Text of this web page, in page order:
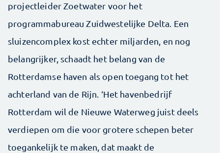
projectleider Zoetwater voor het
programmabureau Zuidwestelijke Delta. Een
sluizencomplex kost echter miljarden, en nog
belangrijker, schaadt het belang van de
Rotterdamse haven als open toegang tot het
achterland van de Rijn. ‘Het havenbedrijf
Rotterdam wil de Nieuwe Waterweg juist deels
verdiepen om die voor grotere schepen beter
toegankelijk te maken, dat maakt de